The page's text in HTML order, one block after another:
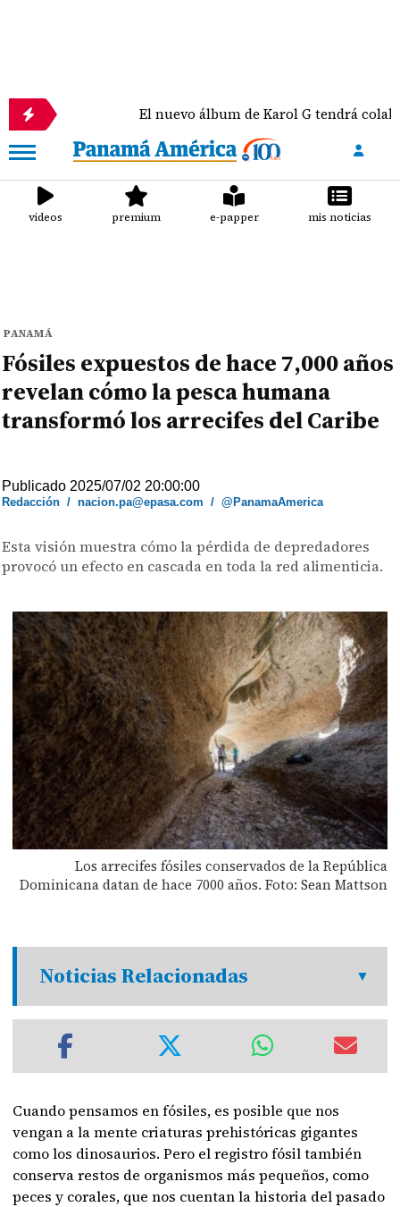
El nuevo álbum de Karol G tendrá colaboraciones
videos premium e-papper mis noticias
PANAMÁ
Fósiles expuestos de hace 7,000 años
revelan cómo la pesca humana
transformó los arrecifes del Caribe
Publicado 2025/07/02 20:00:00
Redacción /nacion.pa@epasa.com /@PanamaAmerica
Esta visión muestra cómo la pérdida de depredadores
provocó un efecto en cascada en toda la red alimenticia.
Los arrecifes fósiles conservados de la República
Dominicana datan de hace 7000 años. Foto: Sean Mattson
Noticias Relacionadas
Cuando pensamos en fósiles, es posible que nos
vengan a la mente criaturas prehistóricas gigantes
como los dinosaurios. Pero el registro fósil también
conserva restos de organismos más pequeños, como
peces y corales, que nos cuentan la historia del pasado